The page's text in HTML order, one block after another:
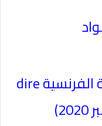
الفرنسيةdire
)